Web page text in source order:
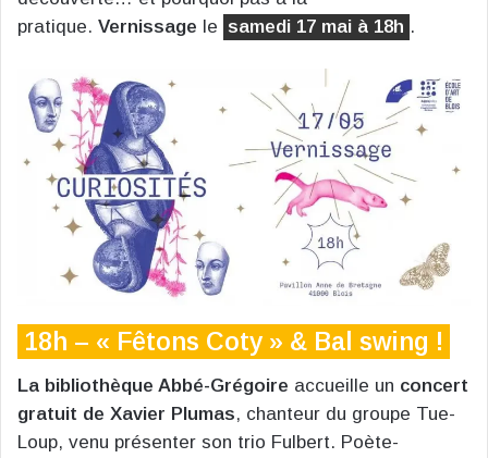
pratique. Vernissage le samedi 17 mai à 18h .
18h – « Fêtons Coty » & Bal swing !
La bibliothèque Abbé-Grégoire accueille un concert
gratuit de Xavier Plumas, chanteur du groupe Tue-
Loup, venu présenter son trio Fulbert. Poète-